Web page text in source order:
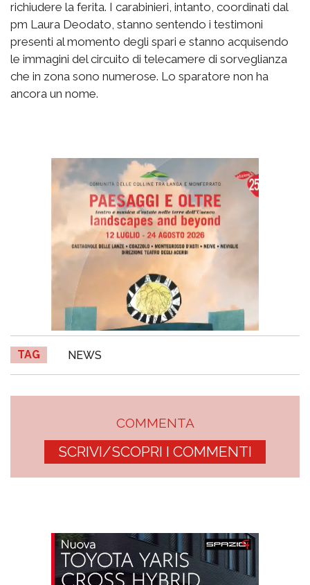
richiudere la ferita. I carabinieri, intanto, coordinati dal
pm Laura Deodato, stanno sentendo i testimoni
presenti al momento degli spari e stanno acquisendo
le immagini del circuito di telecamere di sorveglianza
che in zona sono numerose. Lo sparatore non ha
ancora un nome.
TAG NEWS
COMMENTA
SCRIVI/SCOPRI I COMMENTI